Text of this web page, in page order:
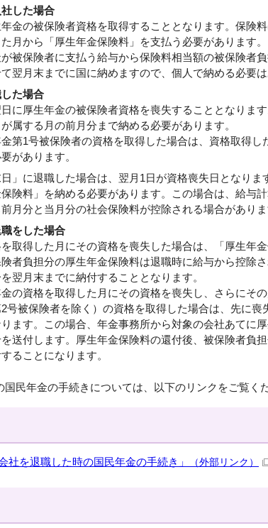
した場合
金の被保険者資格を取得することとなります。保険
月から「厚生年金保険料」を支払う必要があります。
被保険者に支払う給与から保険料相当額の被保険者
翌月末までに国に納めますので、個人で納める必要は
た場合
に厚生年金の被保険者資格を喪失することとなります
属する月の前月分まで納める必要があります。
第1号被保険者の資格を取得した場合は、資格取得し
があります。
」に退職した場合は、翌月1日が資格喪失日となりま
険料」を納める必要があります。この場合は、給与
月分と当月分の社会保険料が控除される場合がありま
をした場合
取得した月にその資格を喪失した場合は、「厚生年
者負担分の厚生年金保険料は退職時に給与から控除
翌月末までに納付することとなります。
の資格を取得した月にその資格を喪失し、さらにそ
号被保険者を除く）の資格を取得した場合は、先に喪
ます。この場合、年金事務所から対象の会社あてに
送付します。厚生年金保険料の還付後、被保険者負
ることになります。
民年金の手続きについては、以下のリンクをご覧くだ
社を退職した時の国民年金の手続き」 （外部リンク）